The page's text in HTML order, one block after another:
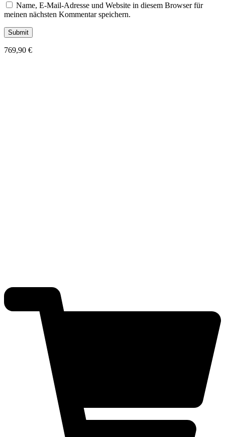
Name, E-Mail-Adresse und Website in diesem Browser für
meinen nächsten Kommentar speichern.
769,90 €